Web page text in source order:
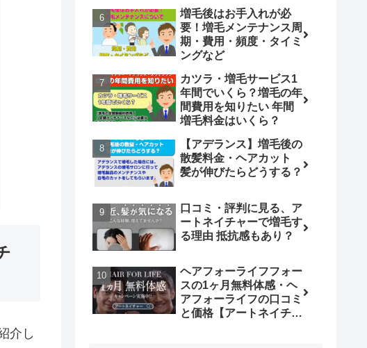
介し
増毛後はお手入れが必
要！増毛メンテナンス周
期・費用・頻度・タイミ
ングなど
カツラ・増毛サービス1
年間でいくら？増毛の年
間費用を知りたい 年間
増毛料金はいくら？
【アデランス】増毛後の
散髪料金・ヘアカット
髪が伸びたらどうする？
口コミ・評判に見る、ア
ートネイチャーで増毛す
る理由 抵抗感もあり？
ヘアフォーライフフォー
スの1ヶ月無料体感・ヘ
アフォーライフの口コミ
と価格【アートネイチャ